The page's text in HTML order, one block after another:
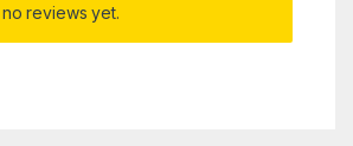
reviews yet.